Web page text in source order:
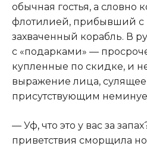
обычная гостья, а
флотилией, прибывший с
захваченный корабль. В
с «подарками» —
купленные по скидке, и
выражение лица,
присутствующим
— Уф, что это у вас за
приветствия сморщила